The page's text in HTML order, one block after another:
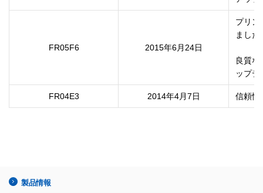
FR05F6 2015年6月24日
プリン
ました
良質
ップデ
FR04E3 2014年4月7日
製品情報